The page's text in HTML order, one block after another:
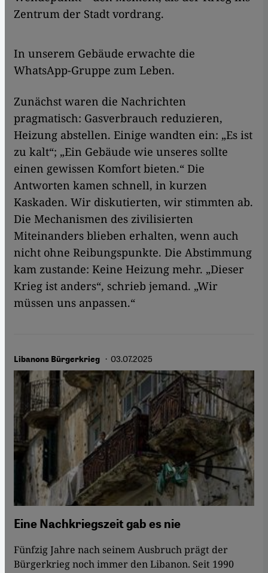
Zentrum der Stadt vordrang.
In unserem Gebäude erwachte die
WhatsApp-Gruppe zum Leben.
Zunächst waren die Nachrichten
pragmatisch: Gasverbrauch reduzieren,
Heizung abstellen. Einige wandten ein: „Es ist
zu kalt“; „Ein Gebäude wie unseres sollte
einen gewissen Komfort bieten.“ Die
Antworten kamen schnell, in kurzen
Kaskaden. Wir diskutierten, wir stimmten ab.
Die Mechanismen des zivilisierten
Miteinanders blieben erhalten, wenn auch
nicht ohne Reibungspunkte. Die Abstimmung
kam zustande: Keine Heizung mehr. „Dieser
Krieg ist anders“, schrieb jemand. „Wir
müssen uns anpassen.“
Libanons Bürgerkrieg · 03.07.2025
Eine Nachkriegszeit gab es nie
Fünfzig Jahre nach seinem Ausbruch prägt der
Bürgerkrieg noch immer den Libanon. Seit 1990